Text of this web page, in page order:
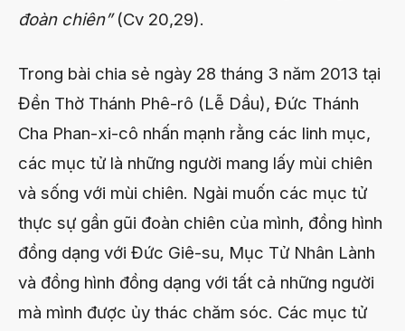
đoàn chiên”(Cv 20,29).
Trong bài chia sẻ ngày 28 tháng 3 năm 2013 tại
Đền Thờ Thánh Phê-rô (Lễ Dầu), Đức Thánh
Cha Phan-xi-cô nhấn mạnh rằng các linh mục,
các mục tử là những người mang lấy mùi chiên
và sống với mùi chiên. Ngài muốn các mục tử
thực sự gần gũi đoàn chiên của mình, đồng hình
đồng dạng với Đức Giê-su, Mục Tử Nhân Lành
và đồng hình đồng dạng với tất cả những người
mà mình được ủy thác chăm sóc. Các mục tử